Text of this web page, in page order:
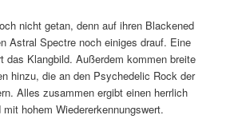
nicht getan, denn auf ihren Blackened
Astral Spectre noch einiges drauf. Eine
das Klangbild. Außerdem kommen breite
hinzu, die an den Psychedelic Rock der
Alles zusammen ergibt einen herrlich
hohem Wiedererkennungswert.